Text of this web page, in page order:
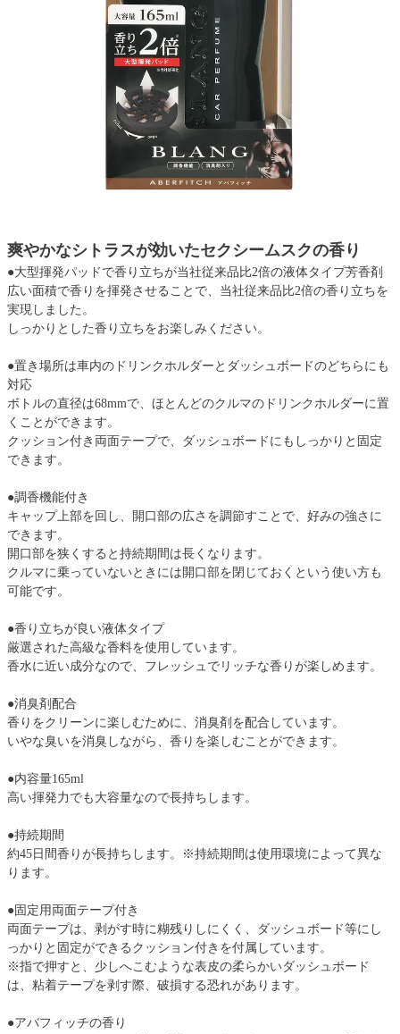
爽やかなシトラスが効いたセクシームスクの香り
●大型揮発パッドで香り立ちが当社従来品比2倍の液体タイプ芳香剤
広い面積で香りを揮発させることで、当社従来品比2倍の香り立ちを
実現しました。
しっかりとした香り立ちをお楽しみください。
●置き場所は車内のドリンクホルダーとダッシュボードのどちらにも
対応
ボトルの直径は68mmで、ほとんどのクルマのドリンクホルダーに置
くことができます。
クッション付き両面テープで、ダッシュボードにもしっかりと固定
できます。
●調香機能付き
キャップ上部を回し、開口部の広さを調節すことで、好みの強さに
できます。
開口部を狭くすると持続期間は長くなります。
クルマに乗っていないときには開口部を閉じておくという使い方も
可能です。
●香り立ちが良い液体タイプ
厳選された高級な香料を使用しています。
香水に近い成分なので、フレッシュでリッチな香りが楽しめます。
●消臭剤配合
香りをクリーンに楽しむために、消臭剤を配合しています。
いやな臭いを消臭しながら、香りを楽しむことができます。
●内容量165ml
高い揮発力でも大容量なので長持ちします。
●持続期間
約45日間香りが長持ちします。※持続期間は使用環境によって異な
ります。
●固定用両面テープ付き
両面テープは、剥がす時に糊残りしにくく、ダッシュボード等にし
っかりと固定ができるクッション付きを付属しています。
※指で押すと、少しへこむような表皮の柔らかいダッシュボード
は、粘着テープを剥す際、破損する恐れがあります。
●アバフィッチの香り